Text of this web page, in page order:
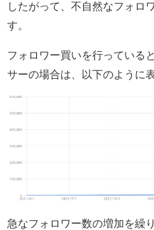
したがって、不自然なフォロ
す。
フォロワー買いを行っている
サーの場合は、以下のように
急なフォロワー数の増加を繰